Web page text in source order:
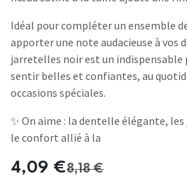
Idéal pour compléter un ensemble
apporter une note audacieuse à vos
jarretelles noir est un indispensable
sentir belles et confiantes, au
occasions spéciales.
✨ On aime : la dentelle élégante,
le confort allié à la
4,09 €8,18€